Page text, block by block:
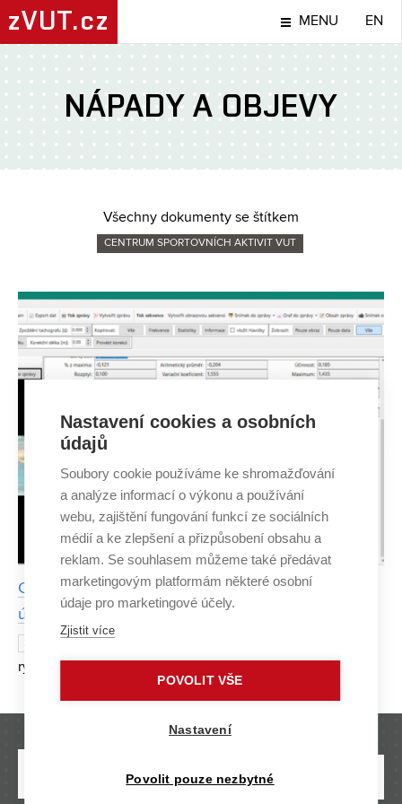
zVUT.cz MENU EN
NÁPADY A OBJEVY
Všechny dokumenty se štítkem
CENTRUM SPORTOVNÍCH AKTIVIT VUT
CESA má unikátní zařízení, které dokáže měřit
účinnost techniky plavání
rychlost plavců, jejich zrychlení a pomocí kamer
aktivit VUT v Brně. Na jeho vývoji už od 60. let pracuje
Nastavení cookies a osobních
údajů
Soubory cookie používáme ke shromažďování
a analýze informací o výkonu a používání
webu, zajištění fungování funkcí ze sociálních
médií a ke zlepšení a přizpůsobení obsahu a
reklam. Se souhlasem můžeme také předávat
marketingovým platformám některé osobní
údaje pro marketingové účely.
Zjistit více
POVOLIT VŠE
Nastavení
Povolit pouze nezbytné